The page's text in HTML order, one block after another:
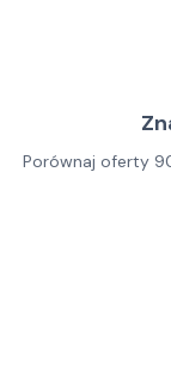
Porównaj oferty